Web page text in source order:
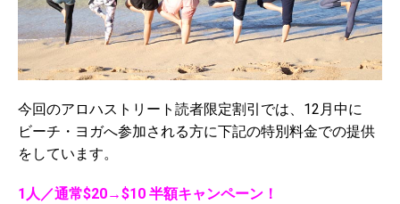
今回のアロハストリート読者限定割引では、12月中に
ビーチ・ヨガへ参加される方に下記の特別料金での提供
をしています。
1人／通常$20→$10 半額キャンペーン！